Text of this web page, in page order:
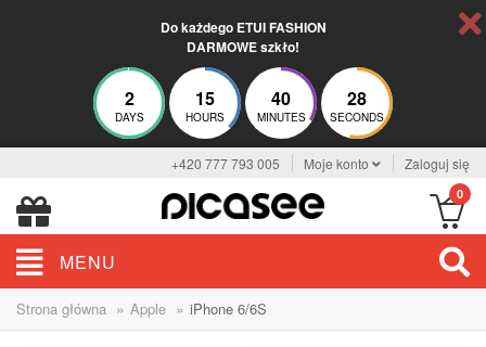
Do każdego ETUI FASHION
DARMOWE szkło!
2
DAYS
15
HOURS
40
MINUTES
28
SECONDS
+420 777 793 005 Moje konto Zaloguj się
0
MENU
Strona główna » Apple » iPhone 6/6S